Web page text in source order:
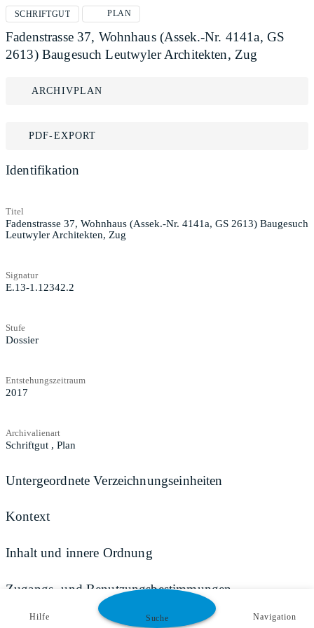
SCHRIFTGUT PLAN
Fadenstrasse 37, Wohnhaus (Assek.-Nr. 4141a, GS
2613) Baugesuch Leutwyler Architekten, Zug
ARCHIVPLAN
PDF-EXPORT
Identifikation
Titel
Fadenstrasse 37, Wohnhaus (Assek.-Nr. 4141a, GS 2613) Baugesuch
Leutwyler Architekten, Zug
Signatur
E.13-1.12342.2
Stufe
Dossier
Entstehungszeitraum
2017
Archivalienart
Schriftgut , Plan
Untergeordnete Verzeichnungseinheiten
Kontext
Inhalt und innere Ordnung
Zugangs- und Benutzungsbestimmungen
Hilfe Suche Navigation